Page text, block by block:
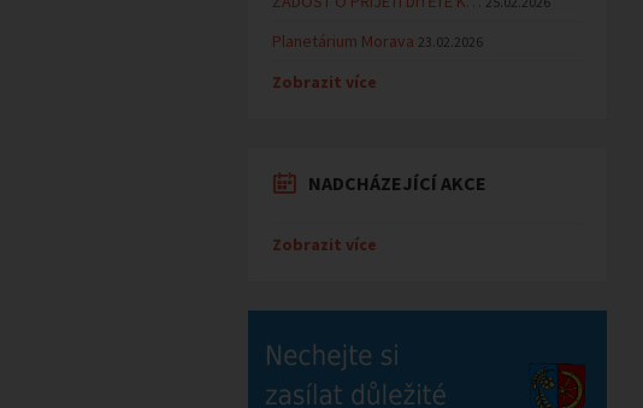
Planetárium Morava 23.02.2026
Zobrazit více
NADCHÁZEJÍCÍ AKCE
Zobrazit více